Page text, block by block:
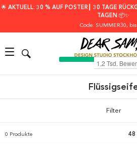
🌟 AKTUELL: 30 % AUF POSTER┃ 30 TAGE
TAGEN 📦✨
Code: SUMMER30,
Filter
0 Produkte